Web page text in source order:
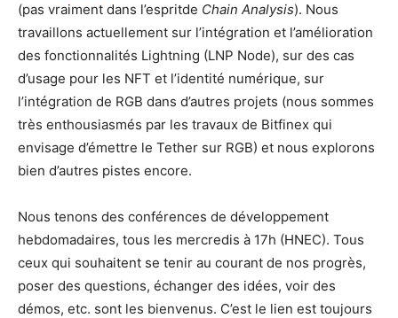
(pas vraiment dans l’espritde Chain Analysis). Nous
travaillons actuellement sur l’intégration et l’amélioration
des fonctionnalités Lightning (LNP Node), sur des cas
d’usage pour les NFT et l’identité numérique, sur
l’intégration de RGB dans d’autres projets (nous sommes
très enthousiasmés par les travaux de Bitfinex qui
envisage d’émettre le Tether sur RGB) et nous explorons
bien d’autres pistes encore.
Nous tenons des conférences de développement
hebdomadaires, tous les mercredis à 17h (HNEC). Tous
ceux qui souhaitent se tenir au courant de nos progrès,
poser des questions, échanger des idées, voir des
démos, etc. sont les bienvenus. C’est le lien est toujours